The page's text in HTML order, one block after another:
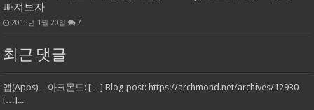
빠져보자
2015년 1월 20일 7
최근 댓글
앱(Apps) – 아크몬드: […] Blog post: https://archmond.net/archives/12930
[…]...